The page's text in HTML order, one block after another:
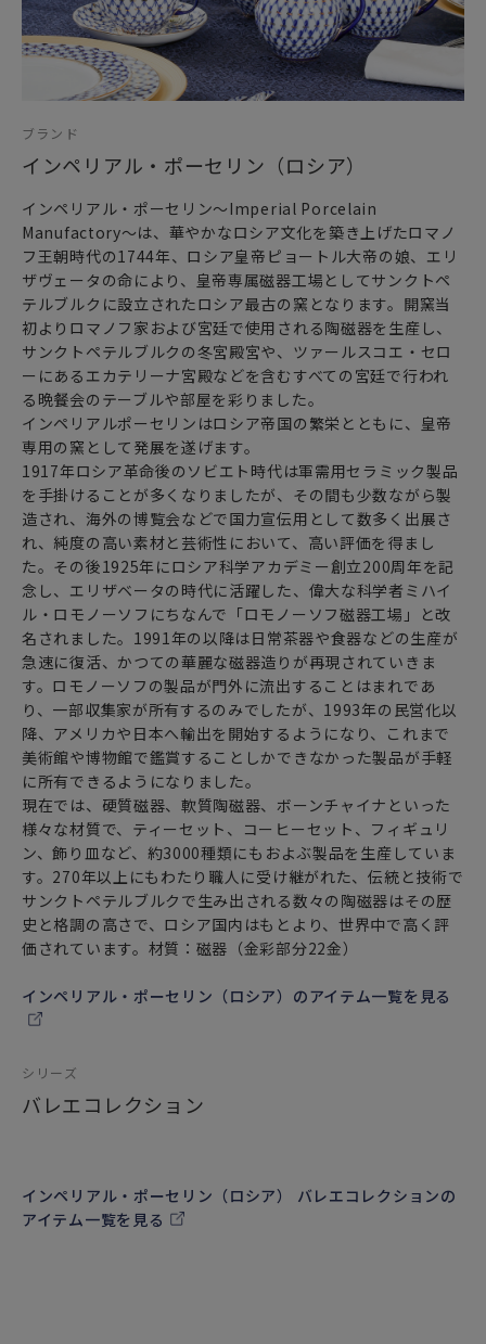
ヤツケヴィッチがペインターとしての能力が高く評価されて
いたことは
ナチス・ドイツとの戦いに勝利した記念に制作された花入れ
装飾を任されていることからもよくわかります。
したヴォロビエフスキーが
早くから取り組み、最も得意としたモチーフは
ロシアの民俗を主題としたもの。
ロシアに古くから伝わる民話をもとにしつつ
それを大胆に再構築して詩的で幻想的な作風を確立し
それが現在においても高く評価されています。
～ 華麗なる暮らし ロシアでのお茶の愉しみ方 ～
ロシアでのティータイムは
ロシアンティーと呼ばれる独特な紅茶の飲み方でゆったりと
愉しみます。
ストレートの紅茶であるがゆえにその繊細な色や香りを愉し
めるように
ポットやカップの形状が工夫されています。
また、英国風のティータイムに欠かせない
ティーカップ＆ソーサー＆ケーキ皿のトリオに加えて
ロシアンティーには日本の豆皿に似たジャム皿が加わります。
ジャムやハチミツをお茶うけとして食べながら
ストレートの紅茶をいただきます。
ロシアには、地理的にも民族的にも
ヨーロッパ・アジアが融合した文化があるとされています。
ロシア正教会の鐘楼をデザンしたシリーズには
独特の絵柄や形がありロシアらしさが見事に感じられます。
ふんだんに金彩で彩られたティーセット達で美味しいロシア
ケーキと共に
西欧とは異なるルーツを持つ国・ロシアのお茶文化とその歴
史に
存在感のあるおしゃれな雑貨（置物／オブジェ）としても
す。
ブランド
インペリアル・ポーセリン（ロシア）
インペリアル・ポーセリン～Imperial Porcelain
Manufactory～は、華やかなロシア文化を築き上げたロマノ
フ王朝時代の1744年、ロシア皇帝ピョートル大帝の娘、エリ
ザヴェータの命により、皇帝専属磁器工場としてサンクトペ
テルブルクに設立されたロシア最古の窯となります。開窯当
初よりロマノフ家および宮廷で使用される陶磁器を生産し、
サンクトペテルブルクの冬宮殿宮や、ツァールスコエ・セロ
ーにあるエカテリーナ宮殿などを含むすべての宮廷で行われ
る晩餐会のテーブルや部屋を彩りました。
インペリアルポーセリンはロシア帝国の繁栄とともに、皇帝
専用の窯として発展を遂げます。
1917年ロシア革命後のソビエト時代は軍需用セラミック製品
を手掛けることが多くなりましたが、その間も少数ながら製
造され、海外の博覧会などで国力宣伝用として数多く出展さ
れ、純度の高い素材と芸術性において、高い評価を得まし
た。その後1925年にロシア科学アカデミー創立200周年を記
念し、エリザベータの時代に活躍した、偉大な科学者ミハイ
ル・ロモノーソフにちなんで「ロモノーソフ磁器工場」と改
名されました。1991年の以降は日常茶器や食器などの生産が
急速に復活、かつての華麗な磁器造りが再現されていきま
す。ロモノーソフの製品が門外に流出することはまれであ
り、一部収集家が所有するのみでしたが、1993年の民営化以
降、アメリカや日本へ輸出を開始するようになり、これまで
美術館や博物館で鑑賞することしかできなかった製品が手軽
に所有できるようになりました。
現在では、硬質磁器、軟質陶磁器、ボーンチャイナといった
様々な材質で、ティーセット、コーヒーセット、フィギュリ
ン、飾り皿など、約3000種類にもおよぶ製品を生産していま
す。270年以上にもわたり職人に受け継がれた、伝統と技術で
サンクトペテルブルクで生み出される数々の陶磁器はその歴
史と格調の高さで、ロシア国内はもとより、世界中で高く評
価されています。材質：磁器（金彩部分22金）
インペリアル・ポーセリン（ロシア）のアイテム一覧を見る
シリーズ
バレエコレクション
インペリアル・ポーセリン（ロシア） バレエコレクションの
アイテム一覧を見る